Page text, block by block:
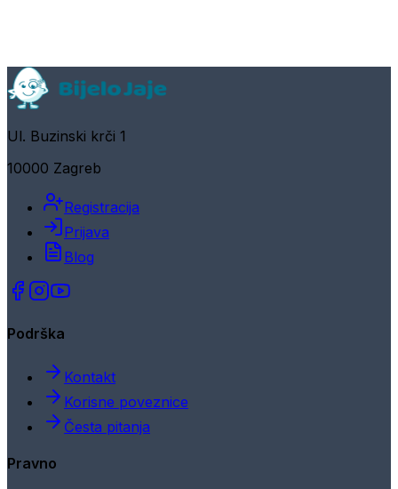
Ul. Buzinski krči 1
10000 Zagreb
Registracija
Prijava
Blog
Podrška
Kontakt
Korisne poveznice
Česta pitanja
Pravno